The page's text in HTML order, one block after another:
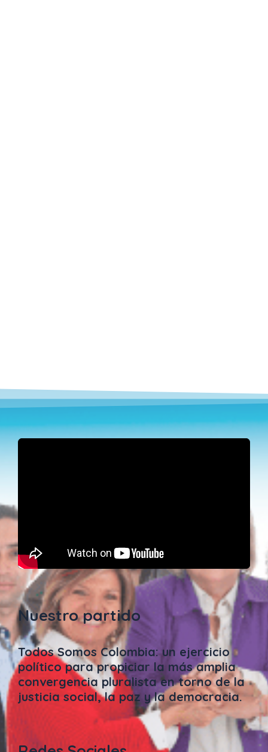
Nuestro partido
Todos Somos Colombia: un ejercicio
político para propiciar la más amplia
convergencia pluralista en torno de la
justicia social, la paz y la democracia.